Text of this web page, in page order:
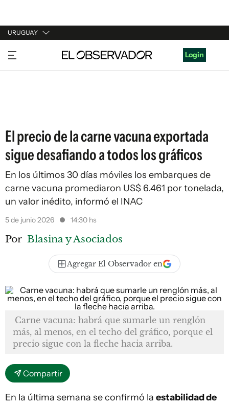
URUGUAY
URUGUAY
ARGENTINA
Login
El precio de la carne vacuna exportada
sigue desafiando a todos los gráficos
En los últimos 30 días móviles los embarques de
carne vacuna promediaron US$ 6.461 por tonelada,
un valor inédito, informó el INAC
5 de junio 2026 14:30 hs
Por Blasina y Asociados
Agregar El Observador en
Carne vacuna: habrá que sumarle un renglón
más, al menos, en el techo del gráfico, porque el
precio sigue con la fleche hacia arriba.
Compartir
En la última semana se confirmó la estabilidad de